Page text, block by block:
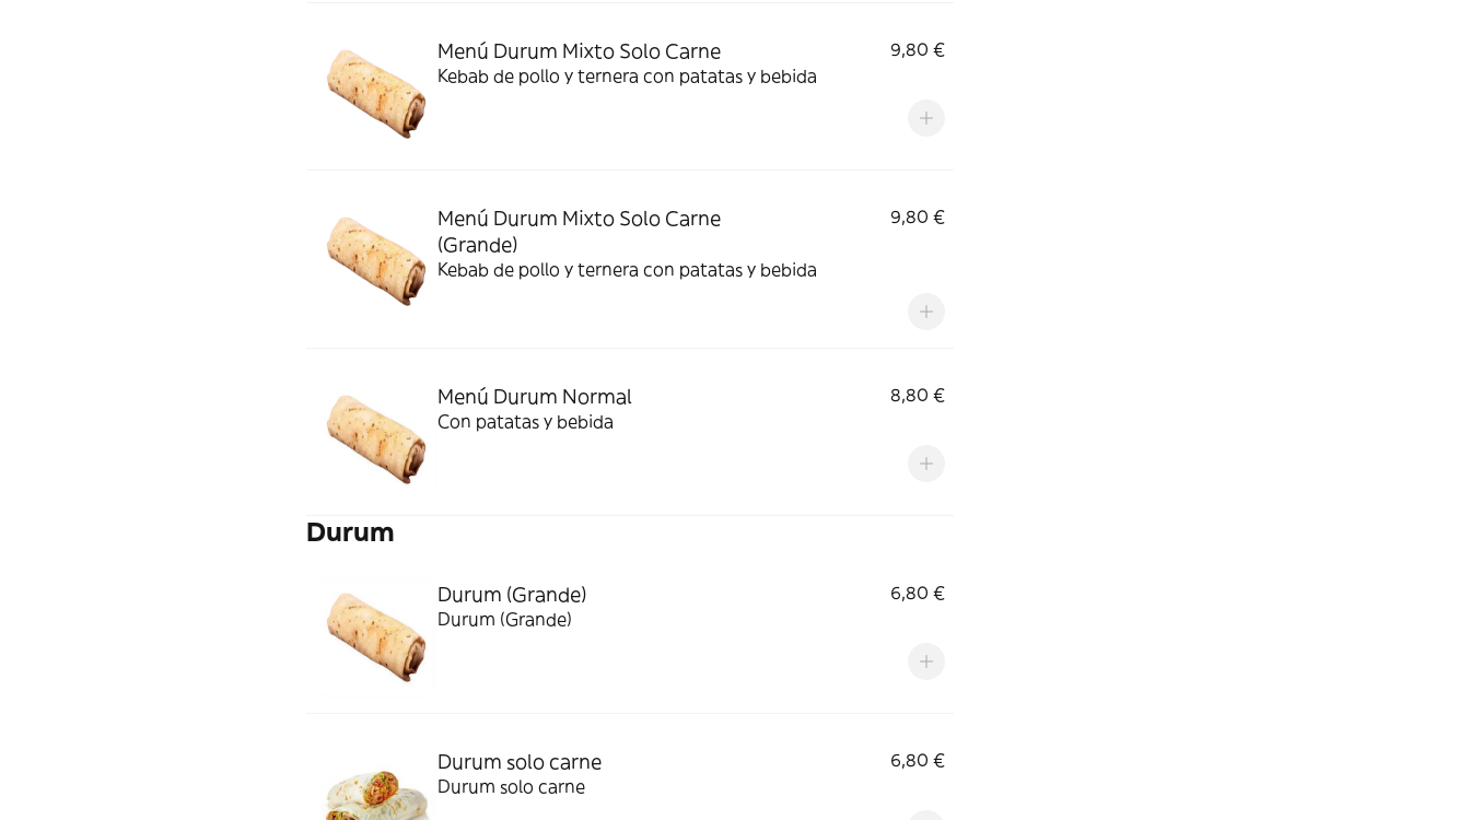
Menú Durum Mixto Solo Carne
9,80 €
Kebab de pollo y ternera con patatas y bebida
Menú Durum Mixto Solo Carne
(Grande)
9,80 €
Kebab de pollo y ternera con patatas y bebida
Menú Durum Normal
8,80 €
Con patatas y bebida
Durum
Durum (Grande)
6,80 €
Durum (Grande)
Durum solo carne
6,80 €
Durum solo carne